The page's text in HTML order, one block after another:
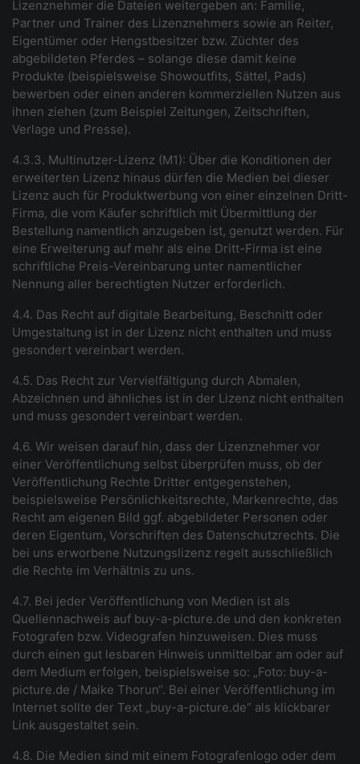
Lizenznehmer die Dateien weitergeben an: Familie,
Partner und Trainer des Lizenznehmers sowie an Reiter,
Eigentümer oder Hengstbesitzer bzw. Züchter des
abgebildeten Pferdes – solange diese damit keine
Produkte (beispielsweise Showoutfits, Sättel, Pads)
bewerben oder einen anderen kommerziellen Nutzen aus
ihnen ziehen (zum Beispiel Zeitungen, Zeitschriften,
Verlage und Presse).
4.3.3. Multinutzer-Lizenz (M1): Über die Konditionen der
erweiterten Lizenz hinaus dürfen die Medien bei dieser
Lizenz auch für Produktwerbung von einer einzelnen Dritt-
Firma, die vom Käufer schriftlich mit Übermittlung der
Bestellung namentlich anzugeben ist, genutzt werden. Für
eine Erweiterung auf mehr als eine Dritt-Firma ist eine
schriftliche Preis-Vereinbarung unter namentlicher
Nennung aller berechtigten Nutzer erforderlich.
4.4. Das Recht auf digitale Bearbeitung, Beschnitt oder
Umgestaltung ist in der Lizenz nicht enthalten und muss
gesondert vereinbart werden.
4.5. Das Recht zur Vervielfältigung durch Abmalen,
Abzeichnen und ähnliches ist in der Lizenz nicht enthalten
und muss gesondert vereinbart werden.
4.6. Wir weisen darauf hin, dass der Lizenznehmer vor
einer Veröffentlichung selbst überprüfen muss, ob der
Veröffentlichung Rechte Dritter entgegenstehen,
beispielsweise Persönlichkeitsrechte, Markenrechte, das
Recht am eigenen Bild ggf. abgebildeter Personen oder
deren Eigentum, Vorschriften des Datenschutzrechts. Die
bei uns erworbene Nutzungslizenz regelt ausschließlich
die Rechte im Verhältnis zu uns.
4.7. Bei jeder Veröffentlichung von Medien ist als
Quellennachweis auf buy-a-picture.de und den konkreten
Fotografen bzw. Videografen hinzuweisen. Dies muss
durch einen gut lesbaren Hinweis unmittelbar am oder auf
dem Medium erfolgen, beispielsweise so: „Foto: buy-a-
picture.de / Maike Thorun“. Bei einer Veröffentlichung im
Internet sollte der Text „buy-a-picture.de“ als klickbarer
Link ausgestaltet sein.
4.8. Die Medien sind mit einem Fotografenlogo oder dem